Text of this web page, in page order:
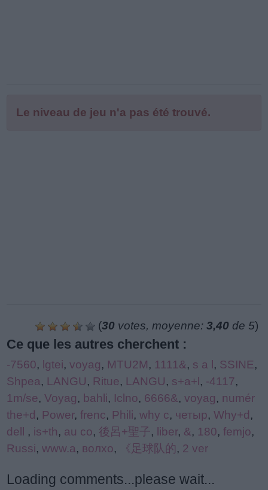
Le niveau de jeu n'a pas été trouvé.
(30 votes, moyenne: 3,40 de 5)
Ce que les autres cherchent :
-7560, lgtei, voyag, MTU2M, 1111&, s a l, SSINE,
Shpea, LANGU, Ritue, LANGU, s+a+l, -4117,
1m/se, Voyag, bahli, Iclno, 6666&, voyag, numér
the+d, Power, frenc, Phili, why c, четыр, Why+d,
dell , is+th, au co, 後呂+聖子, liber, &, 180, femjo,
Russi, www.a, волхо, 《足球队的, 2 ver
Loading comments...please wait...